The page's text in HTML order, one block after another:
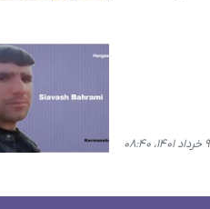
۹ خرداد ۱۴۰۱، ۰۸:۴۰